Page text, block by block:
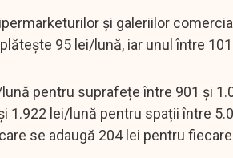
și galeriilor
95 lei/lună, iar unul între
pentru suprafețe între 901 și
1.922 lei/lună pentru spații între
se adaugă 204 lei pentru